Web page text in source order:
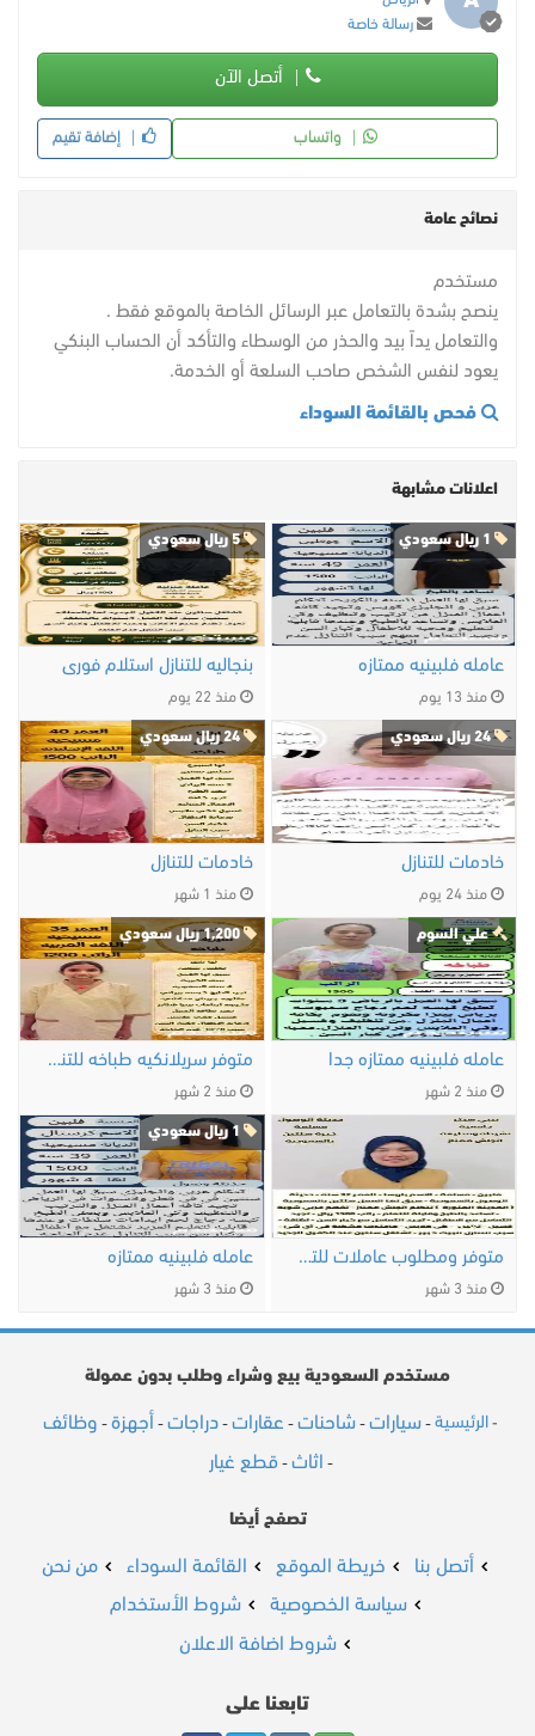
رسالة خاصة
أتصل الآن
واتساب إضافة تقيم
نصائح عامة
مستخدم
ينصح بشدة بالتعامل عبر الرسائل الخاصة بالموقع فقط .
والتعامل يداً بيد والحذر من الوسطاء والتأكد أن الحساب البنكي
يعود لنفس الشخص صاحب السلعة أو الخدمة.
فحص بالقائمة السوداء
اعلانات مشابهة
عامله فلبينيه ممتازه
منذ 13 يوم
5 ريال سعودي
بنجاليه للتنازل استلام فورى
منذ 22 يوم
24 ريال سعودي
خادمات للتنازل
منذ 24 يوم
24 ريال سعودي
خادمات للتنازل
منذ 1 شهر
علي السوم
عامله فلبينيه ممتازه جدا
منذ 2 شهر
1,200 ريال سعودي
متوفر سريلانكيه طباخه للتنازل ممتازه
منذ 2 شهر
متوفر ومطلوب عاملات للتنازل من جميع …
منذ 3 شهر
عامله فلبينيه ممتازه
منذ 3 شهر
مستخدم السعودية بيع وشراء وطلب بدون عمولة
- الرئيسية - سيارات - شاحنات - عقارات - دراجات - أجهزة - وظائف
- اثاث -قطع غيار
تصفح أيضا
أتصل بنا خريطة الموقع القائمة السوداء
من نحن
سياسة الخصوصية
شروط الأستخدام
شروط اضافة الاعلان
تابعنا على